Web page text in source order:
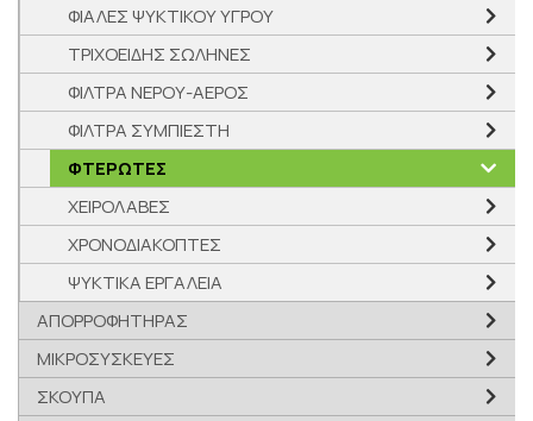
ΦΙΑΛΕΣ ΨΥΚΤΙΚΟΥ ΥΓΡΟΥ
ΤΡΙΧΟΕΙΔΗΣ ΣΩΛΗΝΕΣ
ΦΙΛΤΡΑ ΝΕΡΟΥ-ΑΕΡΟΣ
ΦΙΛΤΡΑ ΣΥΜΠΙΕΣΤΗ
ΦΤΕΡΩΤΕΣ
ΧΕΙΡΟΛΑΒΕΣ
ΧΡΟΝΟΔΙΑΚΟΠΤΕΣ
ΨΥΚΤΙΚΑ ΕΡΓΑΛΕΙΑ
ΑΠΟΡΡΟΦΗΤΗΡΑΣ
ΜΙΚΡΟΣΥΣΚΕΥΕΣ
ΣΚΟΥΠΑ